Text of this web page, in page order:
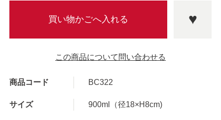
商品コード BC322
サイズ 900ml（径18×H8cm)
この商品について問い合わせる